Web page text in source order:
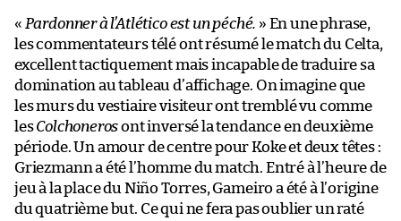
« Pardonner à l’Atlético est un péché. » En une phrase,
les commentateurs télé ont résumé le match du Celta,
excellent tactiquement mais incapable de traduire sa
domination au tableau d’affichage. On imagine que
les murs du vestiaire visiteur ont tremblé vu comme
lesColchonerosont inversé la tendance en deuxième
période. Un amour de centre pour Koke et deux têtes :
Griezmann a été l’homme du match. Entré à l’heure de
jeu à la place du Niño Torres, Gameiro a été à l’origine
du quatrième but. Ce qui ne fera pas oublier un raté